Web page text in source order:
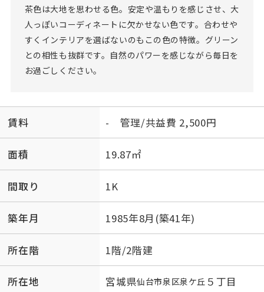
茶色は大地を思わせる色。安定や温もりを感じさせ、大
人っぽいコーディネートに欠かせない色です。合わせや
すくインテリアを選ばないのもこの色の特徴。グリーン
との相性も抜群です。自然のパワーを感じながら毎日を
お過ごしください。
賃料 - 管理/共益費 2,500円
面積 19.87㎡
間取り 1K
築年月 1985年8月(築41年)
所在階 1階/2階建
所在地 宮城県仙台市泉区泉ケ丘 ５丁目